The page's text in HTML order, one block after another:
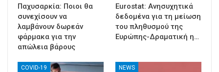
Παχυσαρκία: Ποιοι θα
συνεχίσουν να
λαμβάνουν δωρεάν
φάρμακα για την
απώλεια βάρους
Eurostat: Ανησυχητικά
δεδομένα για τη μείωση
του πληθυσμού της
Ευρώπης-Δραματική η…
COVID-19 NEWS